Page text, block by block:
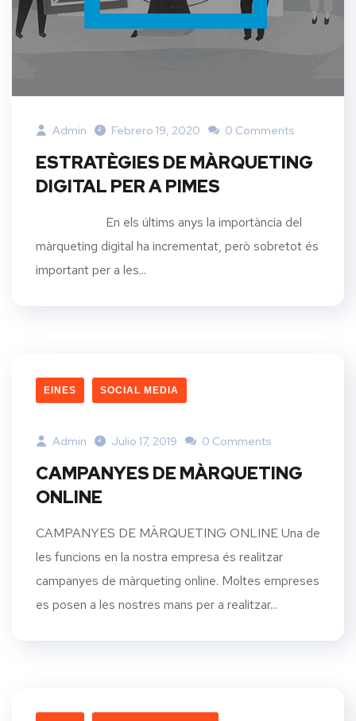
Admin Febrero 19, 2020 0 Comments
ESTRATÈGIES DE MÀRQUETING
DIGITAL PER A PIMES
En els últims anys la importància del
màrqueting digital ha incrementat, però sobretot és
important per a les...
EINES SOCIAL MEDIA
Admin Julio 17, 2019 0 Comments
CAMPANYES DE MÀRQUETING
ONLINE
CAMPANYES DE MÀRQUETING ONLINE Una de
les funcions en la nostra empresa és realitzar
campanyes de màrqueting online. Moltes empreses
es posen a les nostres mans per a realitzar...